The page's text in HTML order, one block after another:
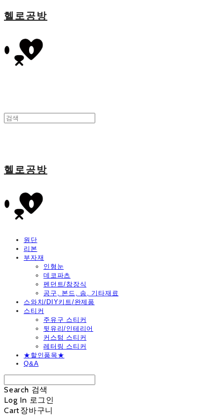
헬로공방
헬로공방
원단
리본
부자재
인형눈
데코파츠
펜던트/참장식
공구, 본드, 솜, 기타재료
스와치/DIY키트/완제품
스티커
주유구 스티커
뒷유리/인테리어
커스텀 스티커
레터링 스티커
★할인품목★
Q&A
Search 검색
Log In 로그인
Cart장바구니